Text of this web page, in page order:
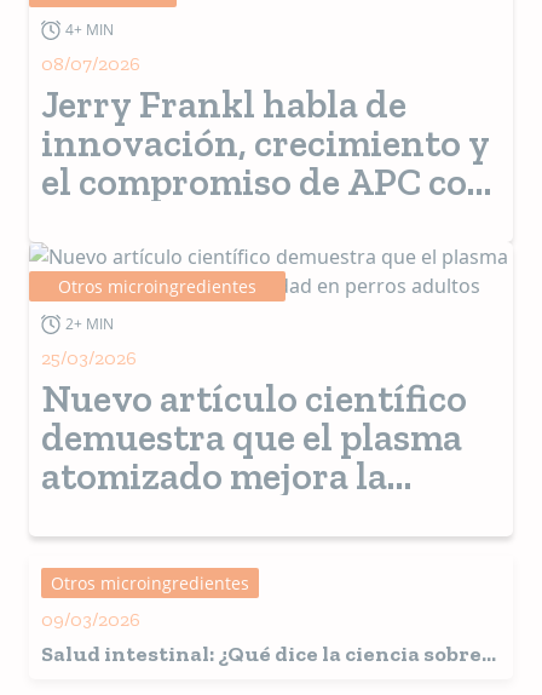
4+ MIN
08/07/2026
Jerry Frankl habla de
innovación, crecimiento y
el compromiso de APC con
Otros microingredientes
2+ MIN
25/03/2026
Nuevo artículo científico
demuestra que el plasma
atomizado mejora la
adultos
Otros microingredientes
09/03/2026
Salud intestinal: ¿Qué dice la ciencia sobre